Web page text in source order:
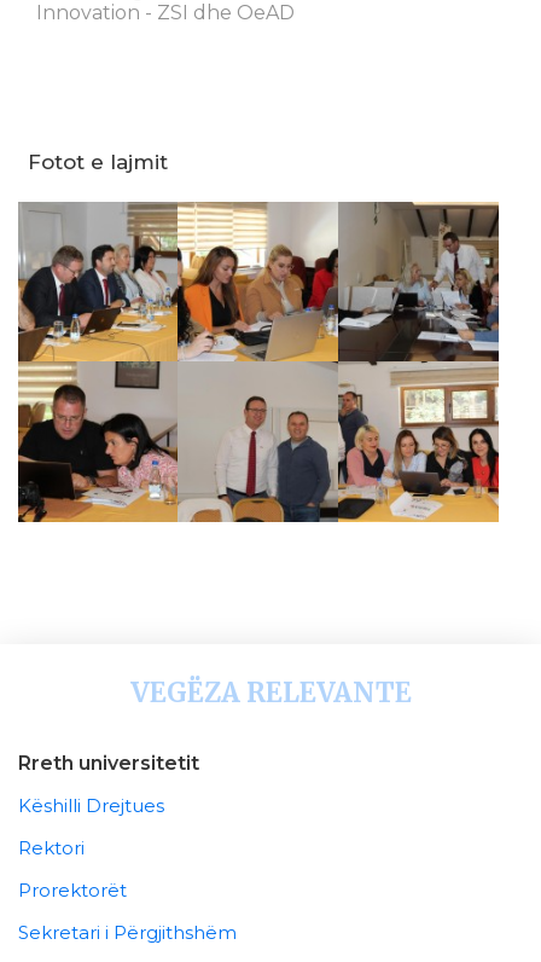
Innovation - ZSI dhe OeAD
Fotot e lajmit
VEGËZA RELEVANTE
Rreth universitetit
Këshilli Drejtues
Rektori
Prorektorët
Sekretari i Përgjithshëm